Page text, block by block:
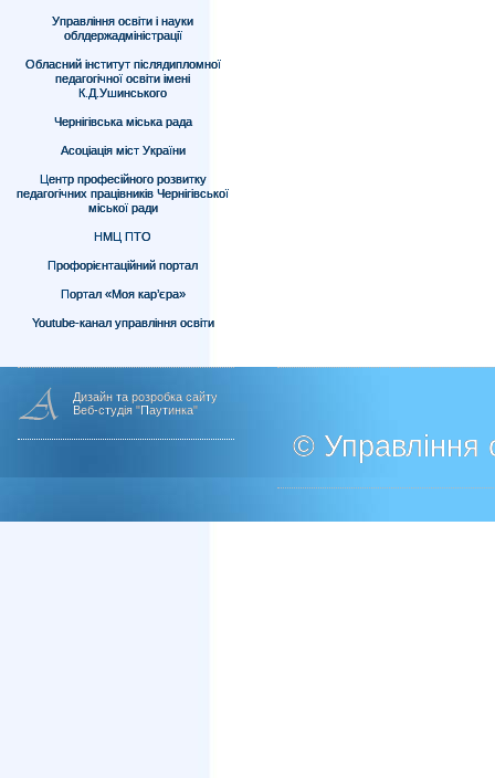
Управління освіти і науки
облдержадміністрації
Обласний інститут післядипломної
педагогічної освіти імені
К.Д.Ушинського
Чернігівська міська рада
Асоціація міст України
Центр професійного розвитку
педагогічних працівників Чернігівської
міської ради
НМЦ ПТО
Профорієнтаційний портал
Портал «Моя кар’єра»
Youtube-канал управління освіти
Дизайн та розробка сайту
Веб-студія "Паутинка"
© Управління